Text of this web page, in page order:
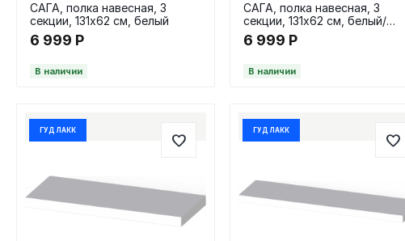
САГА, полка навесная, 3
секции, 131х62 см, белый
6 999 Р
В наличии
САГА, полка навесная, 3
секции, 131х62 см, белый/
ясень
6 999 Р
В наличии
ГУД ЛАКК ГУД ЛАКК